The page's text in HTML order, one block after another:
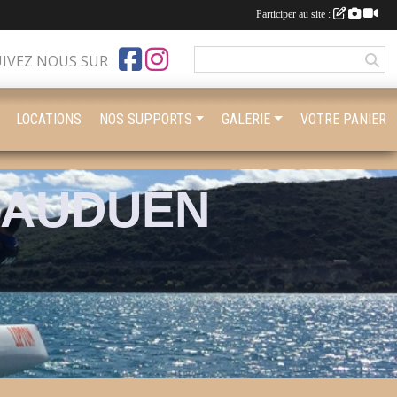
NOUS SUR
LOCATIONS NOS SUPPORTS GALERIE VOTRE PANIER
Participer au site :